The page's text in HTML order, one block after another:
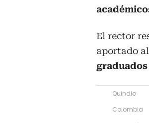
El rector
aportado
graduados
Quindio
Colombia